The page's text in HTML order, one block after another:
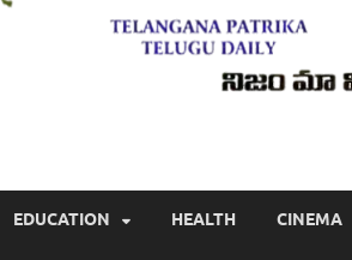
, తాజా వార్తలు , తెలుగు వార్తలు , బ్రేకింగ్ న్యూస్
EDUCATION HEALTH CINEMA